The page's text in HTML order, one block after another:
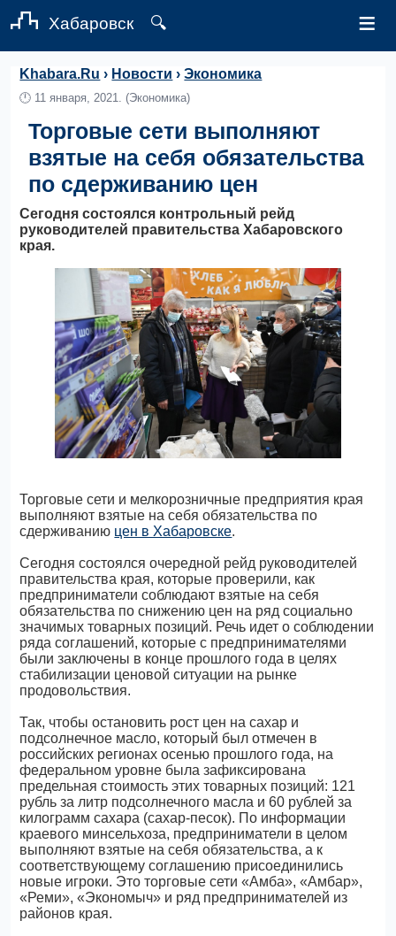
Хабаровск 🔍 ≡
Khabara.Ru › Новости ›Экономика
🕛 11 января, 2021. (Экономика)
Торговые сети выполняют
взятые на себя обязательства
по сдерживанию цен
Сегодня состоялся контрольный рейд
руководителей правительства Хабаровского
края.
Торговые сети и мелкорозничные предприятия края
выполняют взятые на себя обязательства по
сдерживанию цен в Хабаровске.
Сегодня состоялся очередной рейд руководителей
правительства края, которые проверили, как
предприниматели соблюдают взятые на себя
обязательства по снижению цен на ряд социально
значимых товарных позиций. Речь идет о соблюдении
ряда соглашений, которые с предпринимателями
были заключены в конце прошлого года в целях
стабилизации ценовой ситуации на рынке
продовольствия.
Так, чтобы остановить рост цен на сахар и
подсолнечное масло, который был отмечен в
российских регионах осенью прошлого года, на
федеральном уровне была зафиксирована
предельная стоимость этих товарных позиций: 121
рубль за литр подсолнечного масла и 60 рублей за
килограмм сахара (сахар-песок). По информации
краевого минсельхоза, предприниматели в целом
выполняют взятые на себя обязательства, а к
соответствующему соглашению присоединились
новые игроки. Это торговые сети «Амба», «Амбар»,
«Реми», «Экономыч» и ряд предпринимателей из
районов края.